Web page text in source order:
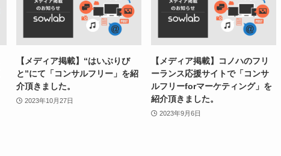
【メディア掲載】“はいぶりび
と”にて「コンサルフリー」を紹
介頂きました。
2023年10月27日
【メディア掲載】コノハのフリ
ーランス応援サイトで「コンサ
ルフリーforマーケティング」を
紹介頂きました。
2023年9月6日